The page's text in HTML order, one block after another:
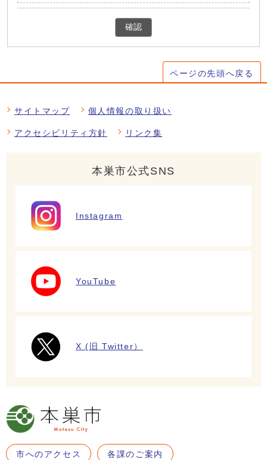
確認
ページの先頭へ戻る
サイトマップ 個人情報の取り扱い
アクセシビリティ方針 リンク集
本巣市公式SNS
Instagram
YouTube
X (旧 Twitter）
市へのアクセス 各課のご案内